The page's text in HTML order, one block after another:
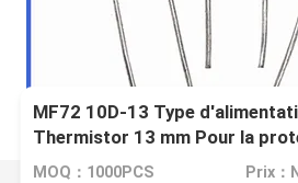
MF72 10D-13 Type
Thermistor 13 mm Pour la
surtensions du circuit
MOQ：1000PCS Prix：